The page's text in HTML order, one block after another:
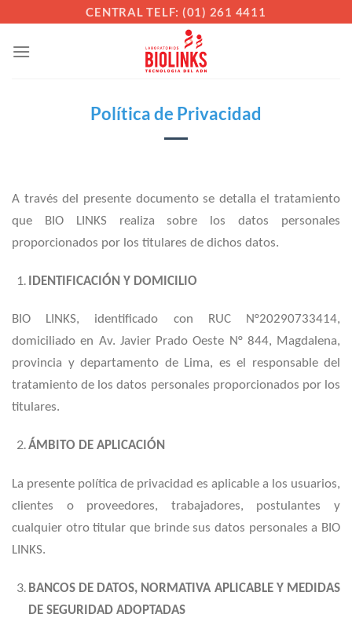
al
contenido
CENTRAL TELF: (01) 261 4411
Política de Privacidad
A través del presente documento se detalla el tratamiento
que BIO LINKS realiza sobre los datos personales
proporcionados por los titulares de dichos datos.
IDENTIFICACIÓN Y DOMICILIO
BIO LINKS, identificado con RUC N°20290733414,
domiciliado en Av. Javier Prado Oeste N° 844, Magdalena,
provincia y departamento de Lima, es el responsable del
tratamiento de los datos personales proporcionados por los
titulares.
ÁMBITO DE APLICACIÓN
La presente política de privacidad es aplicable a los usuarios,
clientes o proveedores, trabajadores, postulantes y
cualquier otro titular que brinde sus datos personales a BIO
LINKS.
BANCOS DE DATOS, NORMATIVA APLICABLE Y MEDIDAS
DE SEGURIDAD ADOPTADAS